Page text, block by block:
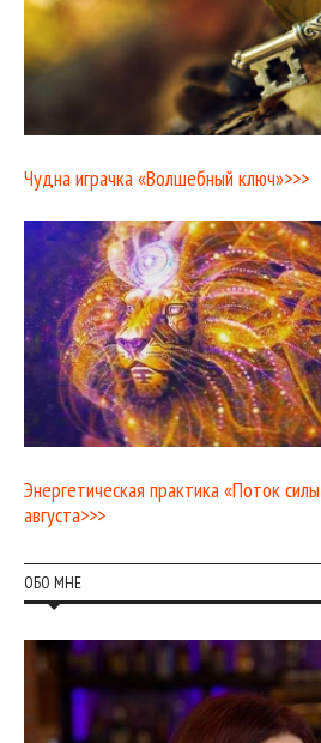
Чудна играчка «Волшебный ключ»>>>
Энергетическая практика «Поток
августа>>>
ОБО МНЕ